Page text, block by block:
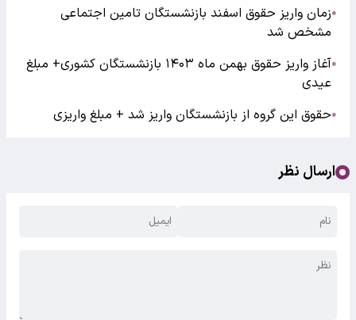
●زمان واریز حقوق اسفند بازنشستگان تامین اجتماعی
مشخص شد
●
آغاز واریز حقوق بهمن ماه ۱۴۰۳ بازنشستگان کشوری+ مبلغ
عیدی
●حقوق این گروه از بازنشستگان واریز شد + مبلغ واریزی
ارسال نظر